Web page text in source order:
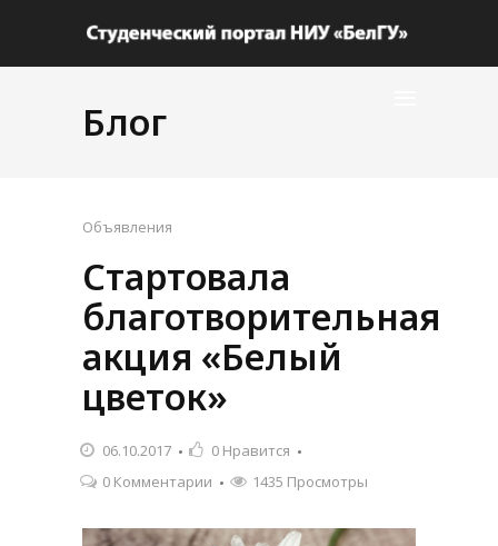
Блог
Объявления
Стартовала
благотворительная
акция «Белый
цветок»
06.10.2017 0 Нравится
0 Комментарии
1435 Просмотры